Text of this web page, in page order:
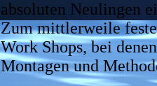
absoluten Neulingen
Zum mittlerweile
Work Shops, bei
Montagen und